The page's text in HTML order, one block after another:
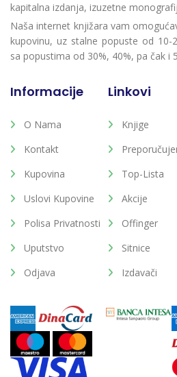
kapitalna izdanja, izuzetne
Naša internet knjižara vam
kupovinu, uz stalne popuste od 10-
sa popustima od 30%, 40%, pa čak i
Informacije
O Nama
Kontakt
Kupovina
Uslovi Kupovine
Polisa Privatnosti
Uputstvo
Odjava
Linkovi
Knjige
Top-Lista
Akcije
Offinger
Sitnice
Izdavači